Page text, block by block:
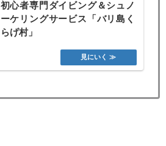
初心者専門ダイビング＆シュノ
ーケリングサービス「バリ島く
らげ村」